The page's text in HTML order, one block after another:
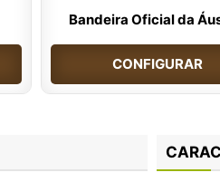
Bandeira Oficial da
CONFIGURAR